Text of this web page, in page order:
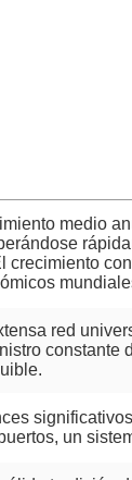
medio
crecimiento
red
constante
un